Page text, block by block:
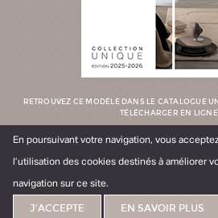
RETROUVEZ CE MODÈLE DANS LE CATALOGUE
TÉLÉCHARGER EN LIGNE
Trouver votre
meuble idéal
En poursuivant votre navigation, vous
l’utilisation des cookies destinés à améliorer
navigation sur ce site.
J'ACCEPTE EN SAVOIR PLUS